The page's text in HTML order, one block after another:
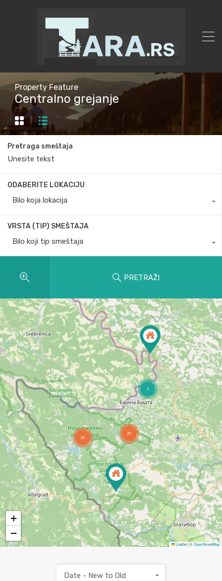
Property Feature
Centralno grejanje
Pretraga smeštaja
ODABERITE LOKACIJU
Bilo koja lokacija
VRSTA (TIP) SMEŠTAJA
Bilo koji tip smeštaja
PRETRAŽI
3
32
87
+
−
Leaflet|©OpenStreetMap
Date - New to Old